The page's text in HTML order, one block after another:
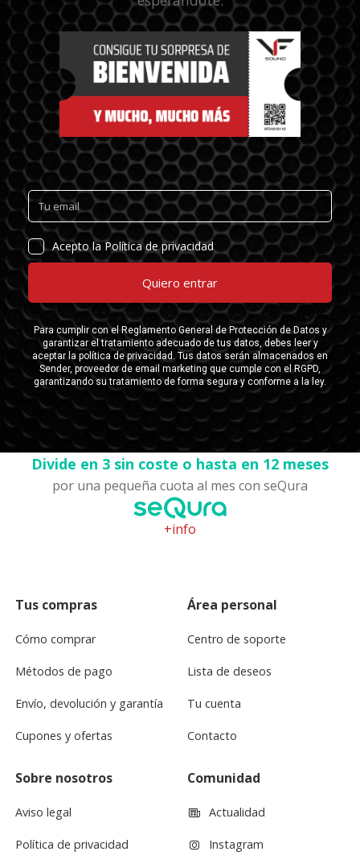
Divide en 3 sin coste o hasta en 12 meses
por una pequeña cuota al mes con seQura
+info
Tus compras
Cómo comprar
Métodos de pago
Envío, devolución y garantía
Cupones y ofertas
Área personal
Centro de soporte
Lista de deseos
Tu cuenta
Contacto
Sobre nosotros
Aviso legal
Política de privacidad
Comunidad
Actualidad
Instagram